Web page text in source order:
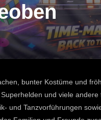
bunter Kostüme und
und viele
und Tanzvorführungen